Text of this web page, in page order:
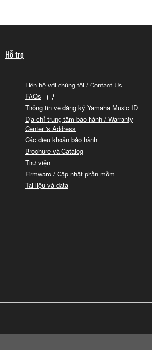
Hỗ trợ
Liên hệ với chúng tôi / Contact Us
FAQs
Thông tin về đăng ký Yamaha Music ID
Địa chỉ trung tâm bảo hành / Warranty
Center 's Address
Các điều khoản bảo hành
Brochure và Catalog
Thư viện
Firmware / Cập nhật phần mềm
Tài liệu và data